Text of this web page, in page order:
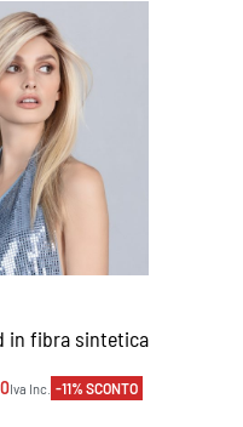
in fibra sintetica
Iva Inc. -11% SCONTO